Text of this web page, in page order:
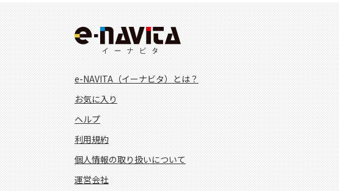
e-NAVITA（イーナビタ）とは？
お気に入り
ヘルプ
利用規約
個人情報の取り扱いについて
運営会社